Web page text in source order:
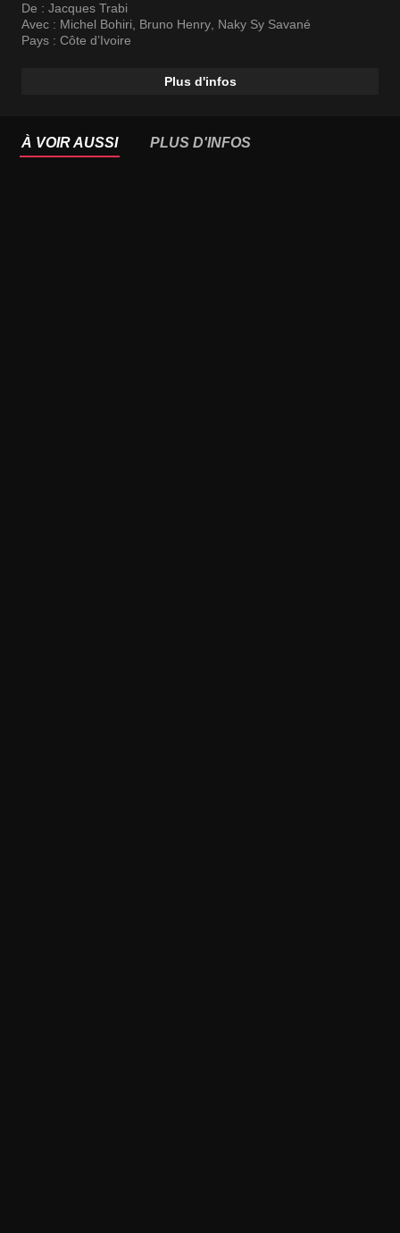
De : Jacques Trabi
Avec : Michel Bohiri, Bruno Henry, Naky Sy Savané
Pays : Côte d’Ivoire
Plus d'infos
À VOIR AUSSI PLUS D'INFOS